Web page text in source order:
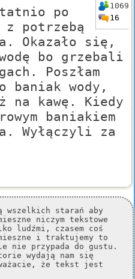
1069
16
po
z potrzebą
Okazało się,
bo grzebali
Poszłam
baniak wody,
na kawę. Kiedy
baniakiem
Wyłączyli za
wszelkich starań aby
niczym tekstowe
ludźmi, czasem coś
i traktujemy to
nie przypada do gustu.
wydają nam się
że tekst jest